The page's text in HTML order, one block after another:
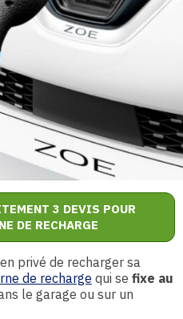
3 DEVIS POUR
DE RECHARGE
privé de recharger sa
de recharge qui se fixe au
le garage ou sur un